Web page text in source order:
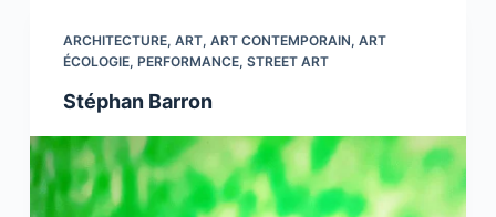
ARCHITECTURE, ART, ART CONTEMPORAIN, ART
ÉCOLOGIE, PERFORMANCE, STREET ART
Stéphan Barron